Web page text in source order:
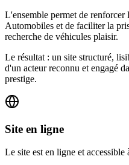
L'ensemble permet de
Automobiles et de faciliter la
recherche de véhicules plaisir.
Le résultat : un site structuré,
d'un acteur reconnu et engagé
prestige.
Site en ligne
Le site est en ligne et